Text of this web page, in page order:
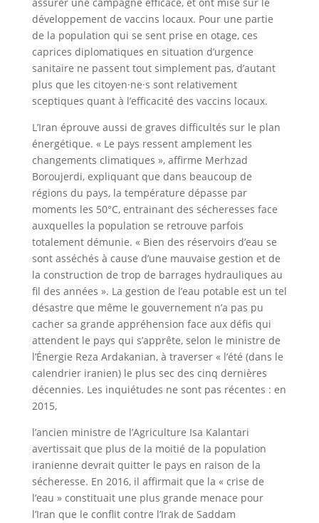
développement de vaccins locaux. Pour une partie
de la population qui se sent prise en otage, ces
caprices diplomatiques en situation d’urgence
sanitaire ne passent tout simplement pas, d’autant
plus que les citoyen·ne·s sont relativement
sceptiques quant à l’efficacité des vaccins locaux.
L’Iran éprouve aussi de graves difficultés sur le plan
énergétique. « Le pays ressent amplement les
changements climatiques », affirme Merhzad
Boroujerdi, expliquant que dans beaucoup de
régions du pays, la température dépasse par
moments les 50°C, entrainant des sécheresses face
auxquelles la population se retrouve parfois
totalement démunie. « Bien des réservoirs d’eau se
sont asséchés à cause d’une mauvaise gestion et de
la construction de trop de barrages hydrauliques au
fil des années ». La gestion de l’eau potable est un tel
désastre que même le gouvernement n’a pas pu
cacher sa grande appréhension face aux défis qui
attendent le pays qui s’apprête, selon le ministre de
l’Énergie Reza Ardakanian, à traverser « l’été (dans le
calendrier iranien) le plus sec des cinq dernières
décennies. Les inquiétudes ne sont pas récentes : en
2015,
l’ancien ministre de l’Agriculture Isa Kalantari
avertissait que plus de la moitié de la population
iranienne devrait quitter le pays en raison de la
sécheresse. En 2016, il affirmait que la « crise de
l’eau » constituait une plus grande menace pour
l’Iran que le conflit contre l’Irak de Saddam